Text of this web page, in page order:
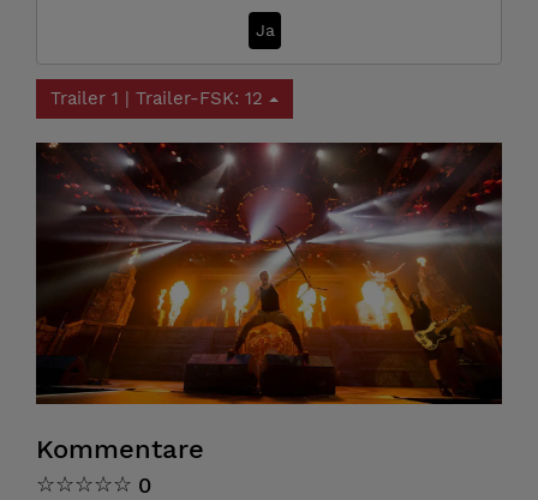
Ja
Trailer 1 | Trailer-FSK: 12
Kommentare
☆☆☆☆☆ 0